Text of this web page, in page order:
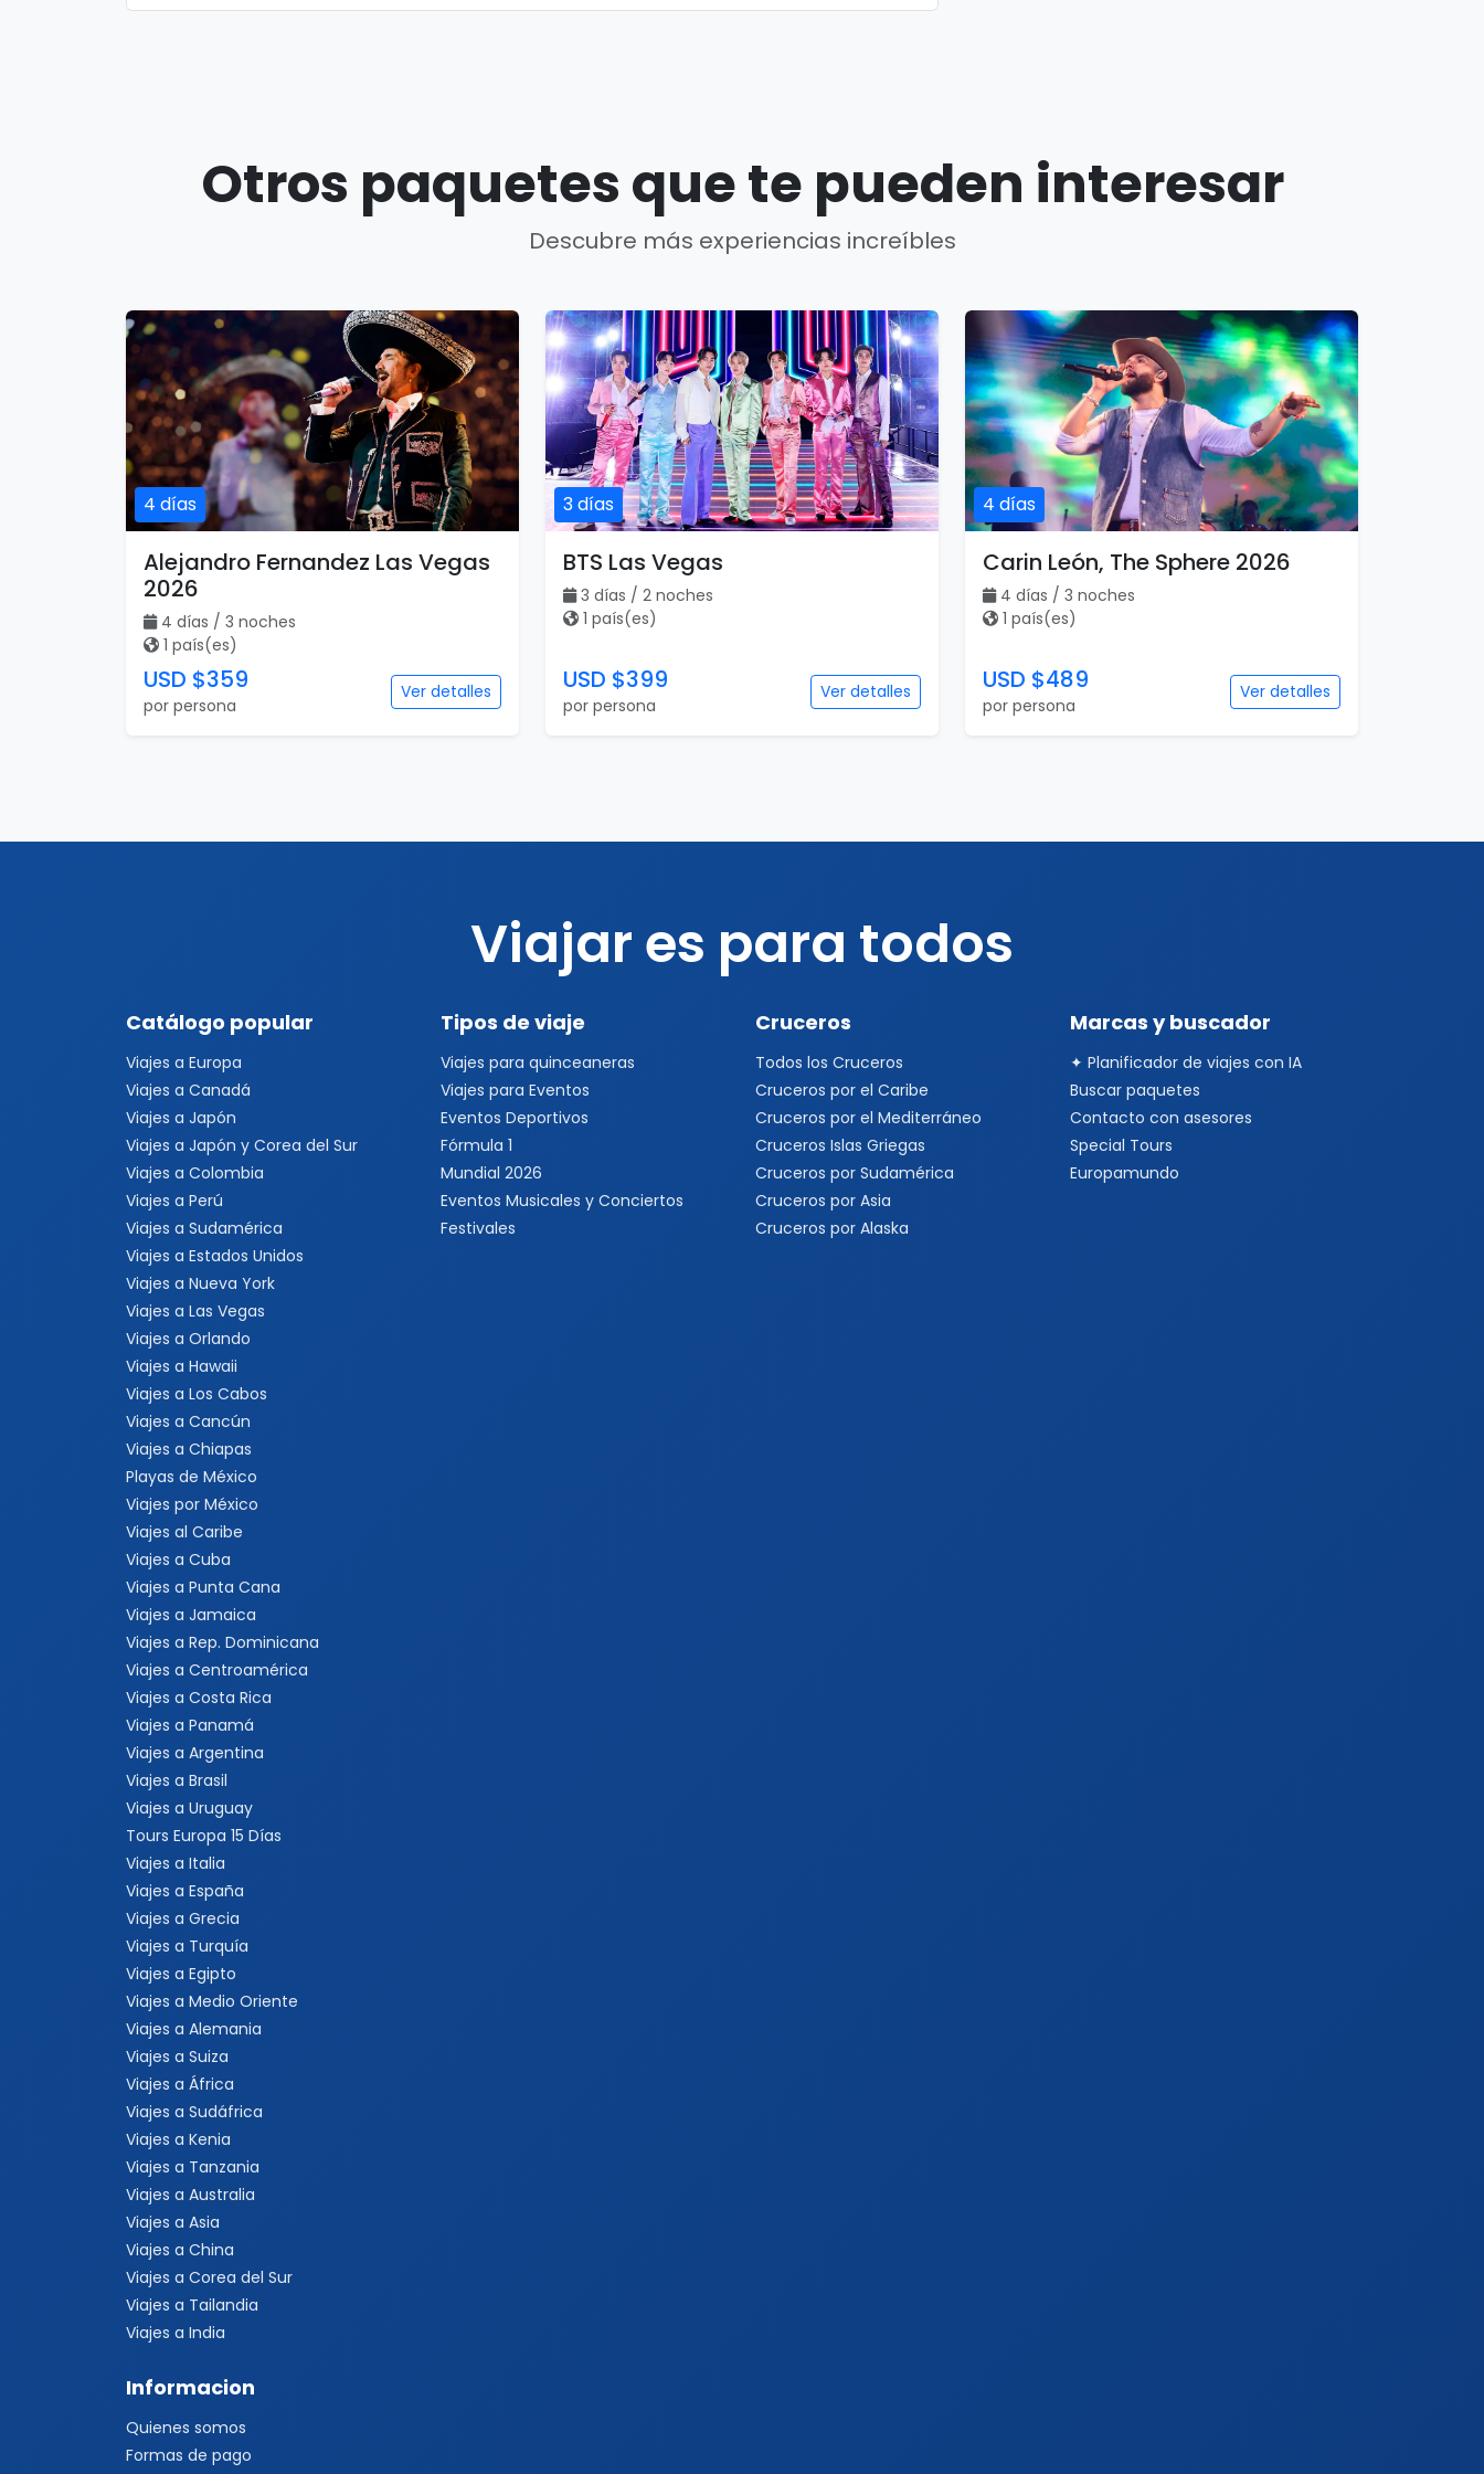
Otros paquetes que te pueden interesar
Descubre más experiencias increíbles
4 días
Alejandro Fernandez Las Vegas
2026
4 días / 3 noches
1 país(es)
USD $359
por persona
Ver detalles
3 días
BTS Las Vegas
3 días / 2 noches
1 país(es)
USD $399
por persona
Ver detalles
4 días
Carin León, The Sphere 2026
4 días / 3 noches
1 país(es)
USD $489
por persona
Ver detalles
Viajar es para todos
Catálogo popular
Viajes a Europa
Viajes a Canadá
Viajes a Japón
Viajes a Japón y Corea del Sur
Viajes a Colombia
Viajes a Perú
Viajes a Sudamérica
Viajes a Estados Unidos
Viajes a Nueva York
Viajes a Las Vegas
Viajes a Orlando
Viajes a Hawaii
Viajes a Los Cabos
Viajes a Cancún
Viajes a Chiapas
Playas de México
Viajes por México
Viajes al Caribe
Viajes a Cuba
Viajes a Punta Cana
Viajes a Jamaica
Viajes a Rep. Dominicana
Viajes a Centroamérica
Viajes a Costa Rica
Viajes a Panamá
Viajes a Argentina
Viajes a Brasil
Viajes a Uruguay
Tours Europa 15 Días
Viajes a Italia
Viajes a España
Viajes a Grecia
Viajes a Turquía
Viajes a Egipto
Viajes a Medio Oriente
Viajes a Alemania
Viajes a Suiza
Viajes a África
Viajes a Sudáfrica
Viajes a Kenia
Viajes a Tanzania
Viajes a Australia
Viajes a Asia
Viajes a China
Viajes a Corea del Sur
Viajes a Tailandia
Viajes a India
Tipos de viaje
Viajes para quinceaneras
Viajes para Eventos
Eventos Deportivos
Fórmula 1
Mundial 2026
Eventos Musicales y Conciertos
Festivales
Cruceros
Todos los Cruceros
Cruceros por el Caribe
Cruceros por el Mediterráneo
Cruceros Islas Griegas
Cruceros por Sudamérica
Cruceros por Asia
Cruceros por Alaska
Marcas y buscador
✦ Planificador de viajes con IA
Buscar paquetes
Contacto con asesores
Special Tours
Europamundo
Informacion
Quienes somos
Formas de pago